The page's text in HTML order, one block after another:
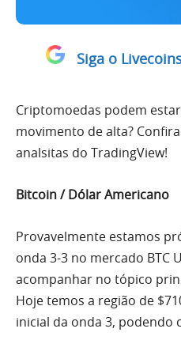
Siga o
Criptomoedas podem
movimento de alta?
analsitas do TradingView!
Bitcoin / Dólar Americano
Provavelmente estamos
onda 3-3 no mercado BTC
acompanhar no tópico
Hoje temos a região de
inicial da onda 3, podendo